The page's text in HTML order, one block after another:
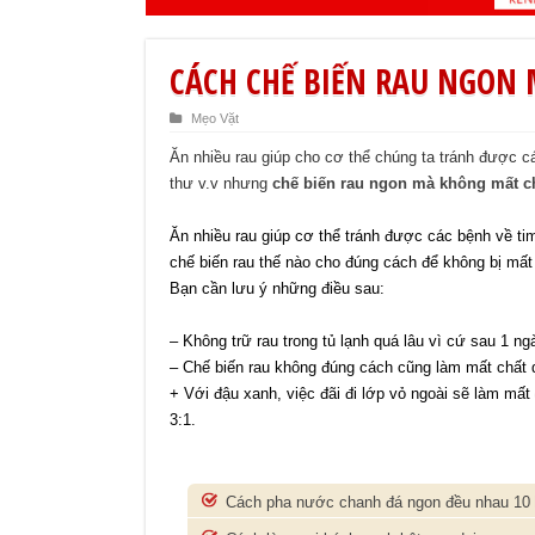
CÁCH CHẾ BIẾN RAU
Mẹo Vặt
Ăn nhiều rau giúp cho cơ thể chúng ta tránh được
thư v.v nhưng chế biến rau ngon mà không mất
Ăn nhiều rau giúp cơ thể tránh được các bệnh về
chế biến rau thế nào cho đúng cách để không bị
Bạn cần lưu ý những điều sau:
– Không trữ rau trong tủ lạnh quá lâu vì cứ sau 1
– Chế biến rau không đúng cách cũng làm mất
+ Với đậu xanh, việc đãi đi lớp vỏ ngoài sẽ làm
3:1.
Cách pha nước chanh đá ngon đều nhau